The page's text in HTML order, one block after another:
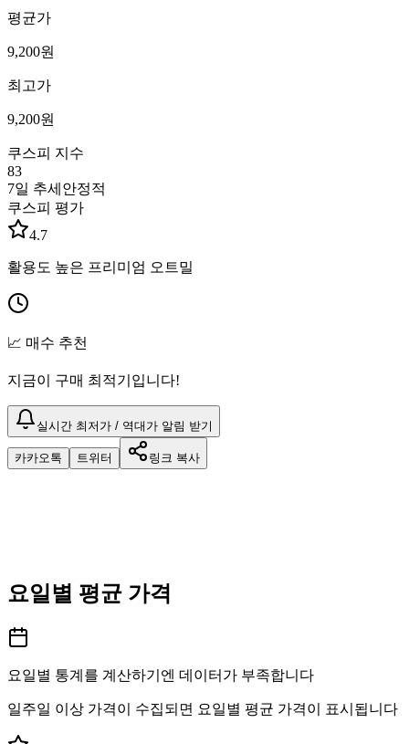
평균가
9,200원
최고가
9,200원
쿠스피 지수
83
7일 추세 안정적
쿠스피 평가
4.7
활용도 높은 프리미엄 오트밀
📈 매수 추천
지금이 구매 최적기입니다!
실시간 최저가 / 역대가 알림 받기
카카오톡 트위터 링크 복사
요일별 평균 가격
요일별 통계를 계산하기엔 데이터가 부족합니다
일주일 이상 가격이 수집되면 요일별 평균 가격이 표시됩니다